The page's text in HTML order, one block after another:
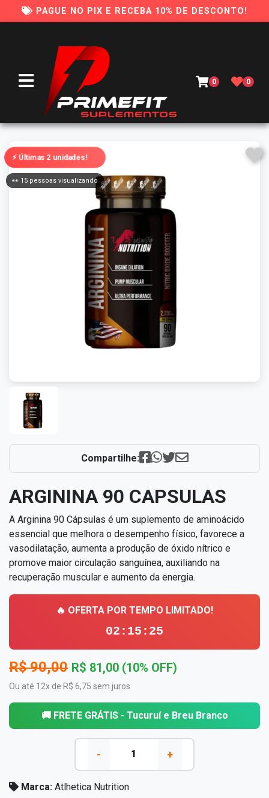
PAGUE NO PIX E RECEBA 10% DE DESCONTO!
0 0
⚡ Últimas 2 unidades!
👀 15 pessoas visualizando
Compartilhe:
ARGININA 90 CAPSULAS
A Arginina 90 Cápsulas é um suplemento de aminoácido
essencial que melhora o desempenho físico, favorece a
vasodilatação, aumenta a produção de óxido nítrico e
promove maior circulação sanguínea, auxiliando na
recuperação muscular e aumento da energia.
🔥 OFERTA POR TEMPO LIMITADO!
02:15:25
R$ 90,00 R$ 81,00 (10% OFF)
Ou até 12x de R$ 6,75 sem juros
🚚 FRETE GRÁTIS - Tucuruí e Breu Branco
- +
Marca: Atlhetica Nutrition